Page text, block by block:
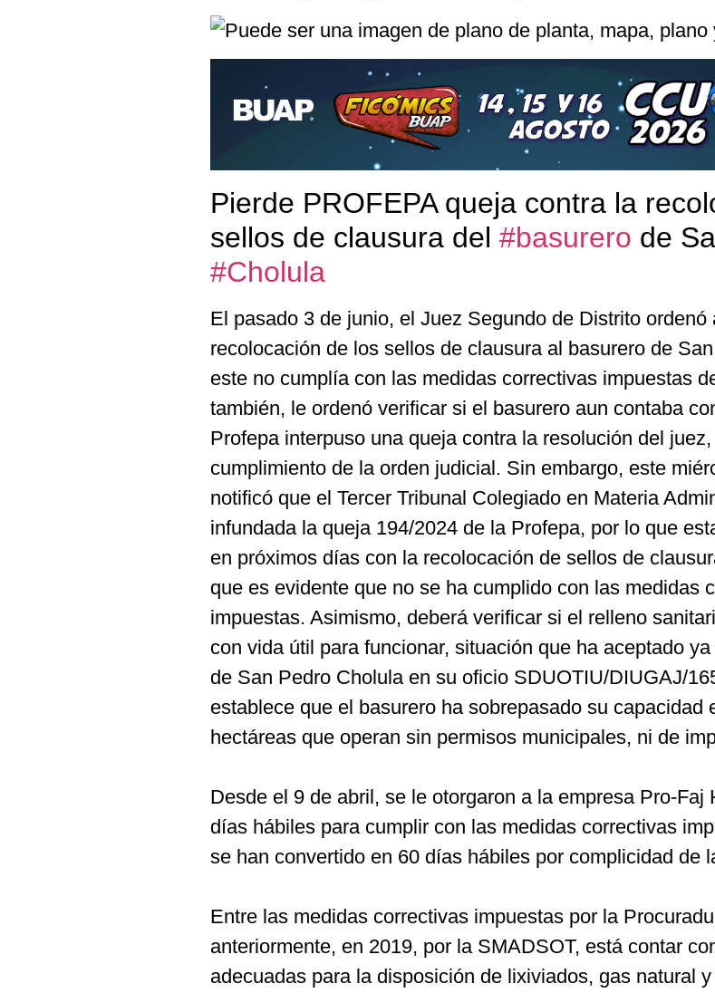
Pierde PROFEPA queja contra la
sellos de clausura del #basurero de
#Cholula
El pasado 3 de junio, el Juez Segundo de Distrito ordenó
recolocación de los sellos de clausura al basurero de
este no cumplía con las medidas correctivas impuestas
también, le ordenó verificar si el basurero aun contaba
Profepa interpuso una queja contra la resolución del
cumplimiento de la orden judicial. Sin embargo, este
notificó que el Tercer Tribunal Colegiado en Materia
infundada la queja 194/2024 de la Profepa, por lo que
en próximos días con la recolocación de sellos de
que es evidente que no se ha cumplido con las medidas
impuestas. Asimismo, deberá verificar si el relleno
con vida útil para funcionar, situación que ha aceptado
de San Pedro Cholula en su oficio SDUOTIU/DIUGAJ/
establece que el basurero ha sobrepasado su capacidad
hectáreas que operan sin permisos municipales, ni de
Desde el 9 de abril, se le otorgaron a la empresa Pro-Faj
días hábiles para cumplir con las medidas correctivas
se han convertido en 60 días hábiles por complicidad de
Entre las medidas correctivas impuestas por la
anteriormente, en 2019, por la SMADSOT, está contar
adecuadas para la disposición de lixiviados, gas natural